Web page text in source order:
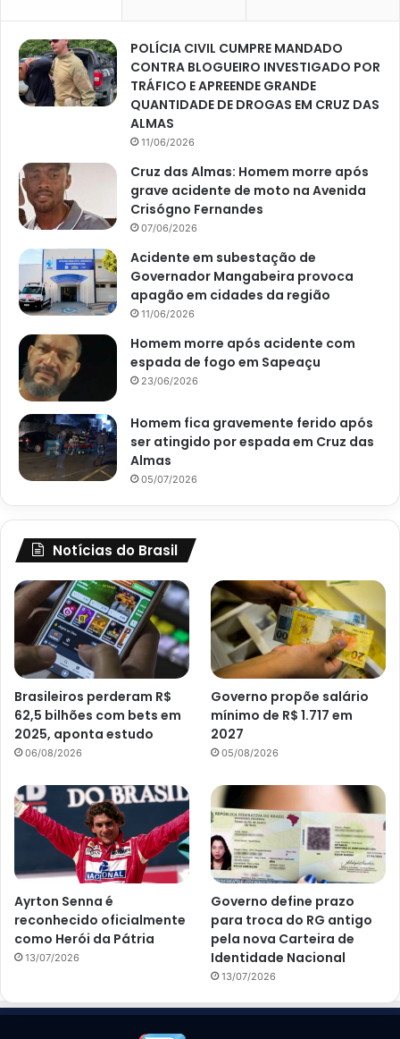
POLÍCIA CIVIL CUMPRE MANDADO
CONTRA BLOGUEIRO INVESTIGADO POR
TRÁFICO E APREENDE GRANDE
QUANTIDADE DE DROGAS EM CRUZ DAS
ALMAS
11/06/2026
Cruz das Almas: Homem morre após
grave acidente de moto na Avenida
Crisógno Fernandes
07/06/2026
Acidente em subestação de
Governador Mangabeira provoca
apagão em cidades da região
11/06/2026
Homem morre após acidente com
espada de fogo em Sapeaçu
23/06/2026
Homem fica gravemente ferido após
ser atingido por espada em Cruz das
Almas
05/07/2026
Notícias do Brasil
Brasileiros perderam R$
62,5 bilhões com bets em
2025, aponta estudo
06/08/2026
Governo propõe salário
mínimo de R$ 1.717 em
2027
05/08/2026
Ayrton Senna é
reconhecido oficialmente
como Herói da Pátria
13/07/2026
Governo define prazo
para troca do RG antigo
pela nova Carteira de
Identidade Nacional
13/07/2026